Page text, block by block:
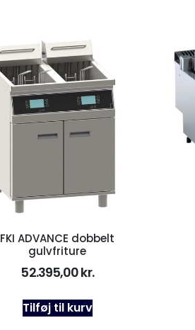
FKI ADVANCE dobbelt
gulvfriture
52.395,00kr.
Tilføj til kurv